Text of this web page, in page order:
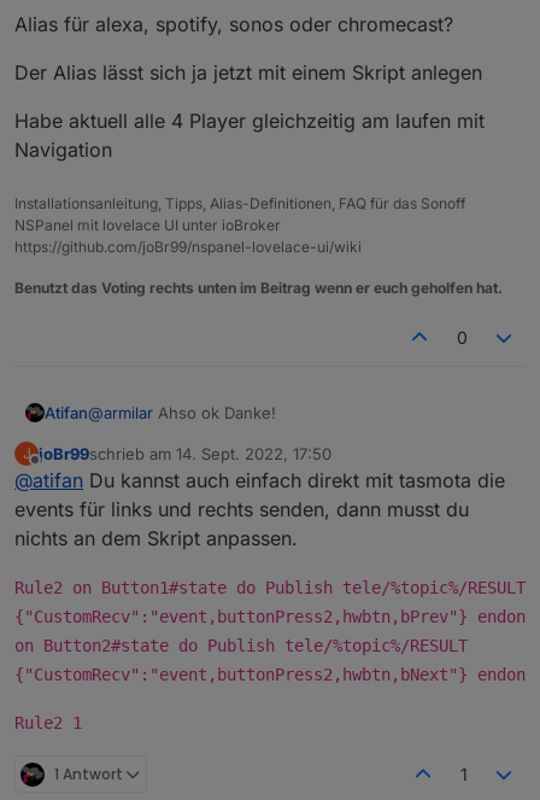
Alias für alexa, spotify, sonos oder chromecast?
Der Alias lässt sich ja jetzt mit einem Skript anlegen
Habe aktuell alle 4 Player gleichzeitig am laufen mit
Navigation
Installationsanleitung, Tipps, Alias-Definitionen, FAQ für das Sonoff
NSPanel mit lovelace UI unter ioBroker
https://github.com/joBr99/nspanel-lovelace-ui/wiki
Benutzt das Voting rechts unten im Beitrag wenn er euch geholfen hat.
0
Atifan@armilar Ahso ok Danke!
Hm ok, ich fände es von der Bedienung her halt
bequem wenn man über die Buttons einfach links und
rechts Scrollen könnte, so wie mit den Pfeilen.
Ist das großer Aufwand zu programmieren?
J
Offline
joBr99schrieb am 14. Sept. 2022, 17:50
zuletzt editiert von
@atifan Du kannst auch einfach direkt mit tasmota die
events für links und rechts senden, dann musst du
nichts an dem Skript anpassen.
Rule2 on Button1#state do Publish tele/%topic%/RESULT
{"CustomRecv":"event,buttonPress2,hwbtn,bPrev"} endon
on Button2#state do Publish tele/%topic%/RESULT
{"CustomRecv":"event,buttonPress2,hwbtn,bNext"} endon
Rule2 1
1 Antwort 1